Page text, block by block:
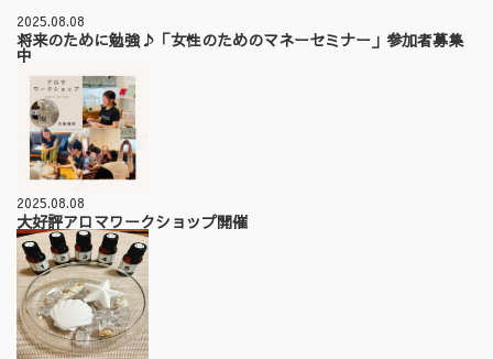
2025.08.08
将来のために勉強♪「女性のためのマネーセミナー」参加者募集
中
2025.08.08
大好評アロマワークショップ開催